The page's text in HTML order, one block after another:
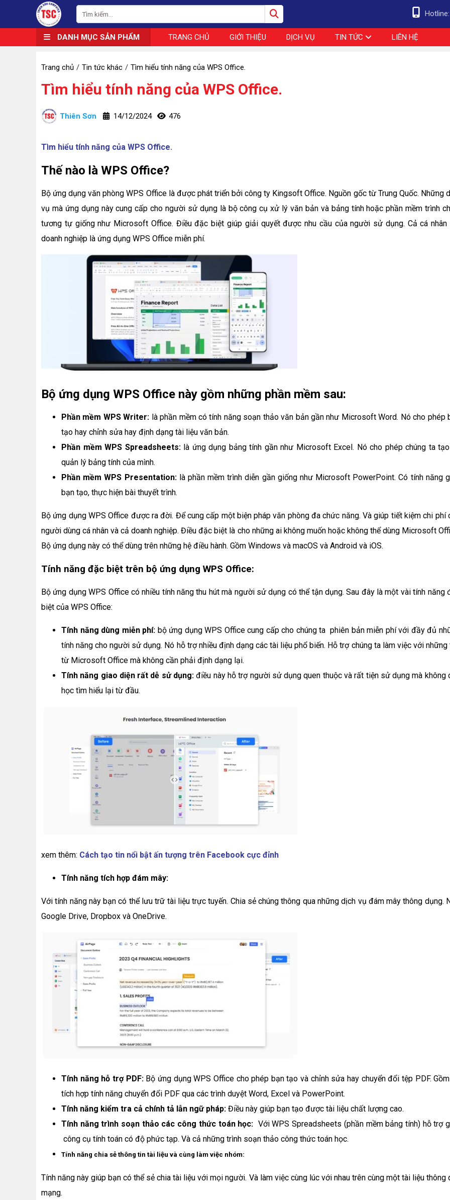
DANH MỤC SẢN PHẨM TRANG CHỦ GIỚI THIỆU DỊCH VỤ TIN TỨC LIÊN HỆ
Trang chủ Tin tức khác Tìm hiểu tính năng của WPS Office.
Tìm hiểu tính năng của WPS Office.
Thiên Sơn 14/12/2024 476
Tìm hiểu tính năng của WPS Office.
Thế nào là WPS Office?
Bộ ứng dụng văn phòng WPS Office là được phát triển bởi công ty Kingsoft Office. Nguồn gốc từ Trung Quốc. Những
vụ mà ứng dụng này cung cấp cho người sử dụng là bộ công cụ xử lý văn bản và bảng tính hoặc phần mềm trình
tương tự giống như Microsoft Office. Điều đặc biệt giúp giải quyết được nhu cầu của người sử dụng. Cả cá nhân
doanh nghiệp là ứng dụng WPS Office miễn phí.
Bộ ứng dụng WPS Office này gồm những phần mềm sau:
Phần mềm WPS Writer: là phần mềm có tính năng soạn thảo văn bản gần như Microsoft Word. Nó cho phép
tạo hay chỉnh sửa hay định dạng tài liệu văn bản.
Phần mềm WPS Spreadsheets:là ứng dụng bảng tính gần như Microsoft Excel. Nó cho phép chúng ta
quản lý bảng tính của mình.
Phần mềm WPS Presentation:là phần mềm trình diễn gần giống như Microsoft PowerPoint. Có tính năng
bạn tạo, thực hiện bài thuyết trình.
Bộ ứng dụng WPS Office được ra đời. Để cung cấp một biện pháp văn phòng đa chức năng. Và giúp tiết kiệm chi phí
người dùng cá nhân và cả doanh nghiệp. Điều đặc biệt là cho những ai không muốn hoặc không thể dùng Microsoft
Bộ ứng dụng này có thể dùng trên những hệ điều hành. Gồm Windows và macOS và Android và iOS.
Tính năng đặc biệt trên bộ ứng dụng WPS Office:
Bộ ứng dụng WPS Office có nhiều tính năng thu hút mà người sử dụng có thể tận dụng. Sau đây là một vài tính năng
biệt của WPS Office:
Tính năng dùng miễn phí: bộ ứng dụng WPS Office cung cấp cho chúng ta phiên bản miễn phí với đầy đủ
tính năng cho người sử dụng. Nó hỗ trợ nhiều định dạng các tài liệu phổ biến. Hỗ trợ chúng ta làm việc với những
từ Microsoft Office mà không cần phải định dạng lại.
Tính năng giao diện rất dễ sử dụng: điều này hỗ trợ người sử dụng quen thuộc và rất tiện sử dụng mà không
học tìm hiểu lại từ đầu.
xem thêm: Cách tạo tin nổi bật ấn tượng trên Facebook cực đỉnh
Tính năng tích hợp đám mây:
Với tính năng này bạn có thể lưu trữ tài liệu trực tuyến. Chia sẻ chúng thông qua những dịch vụ đám mây thông dụng.
Google Drive, Dropbox và OneDrive.
Tính năng hỗ trợ PDF:Bộ ứng dụng WPS Office cho phép bạn tạo và chỉnh sửa hay chuyển đổi tệp PDF.
tích hợp tính năng chuyển đổi PDF qua các trình duyệt Word, Excel và PowerPoint.
Tính năng kiểm tra cả chính tả lẫn ngữ pháp: Điều này giúp bạn tạo được tài liệu chất lượng cao.
Tính năng trình soạn thảo các công thức toán học: Với WPS Spreadsheets (phần mềm bảng tính) hỗ trợ
công cụ tính toán có độ phức tạp. Và cả những trình soạn thảo công thức toán học.
Tính năng chia sẻ thông tin tài liệu và cùng làm việc nhóm:
Tính năng này giúp bạn có thể sẻ chia tài liệu với mọi người. Và làm việc cùng lúc với nhau trên cùng một tài liệu thông
mạng.